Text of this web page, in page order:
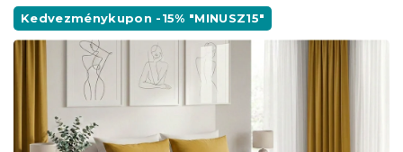
Kedvezménykupon -15% "MINUSZ15"